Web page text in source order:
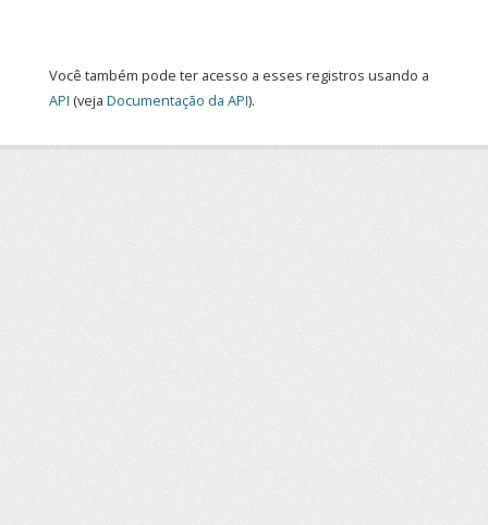
Você também pode ter acesso a esses registros usando a
API (veja Documentação da API).